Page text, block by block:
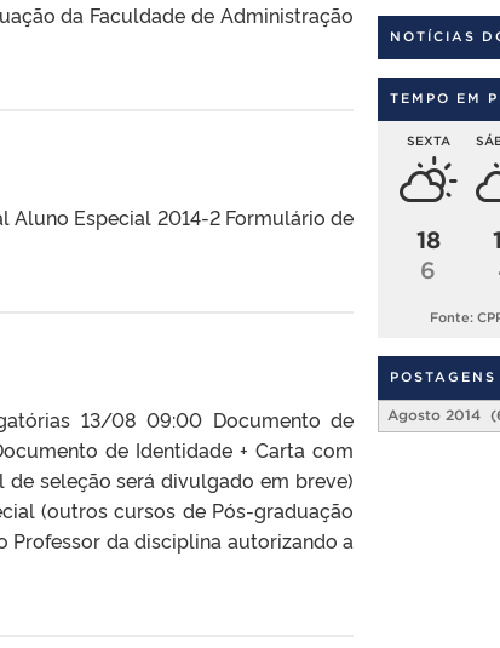
da Faculdade de Administração
Aluno Especial 2014-2 Formulário de
13/08 09:00 Documento de
de Identidade + Carta com
seleção será divulgado em breve)
(outros cursos de Pós-graduação
Professor da disciplina autorizando a
NOTÍCIAS
TEMPO EM
SEXTA
18
6
Fonte:
Postagens
Antigas